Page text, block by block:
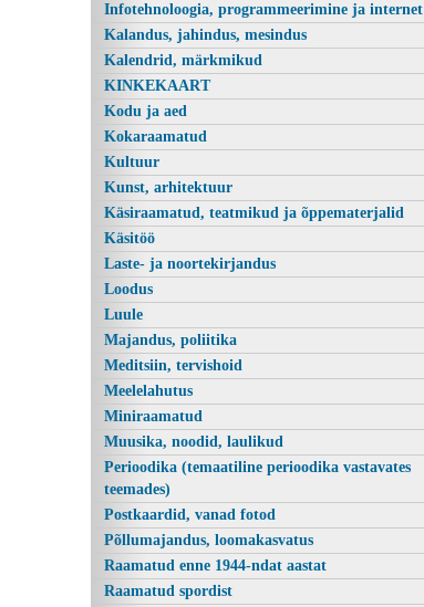
Infotehnoloogia, programmeerimine ja internet
Kalandus, jahindus, mesindus
Kalendrid, märkmikud
KINKEKAART
Kodu ja aed
Kokaraamatud
Kultuur
Kunst, arhitektuur
Käsiraamatud, teatmikud ja õppematerjalid
Käsitöö
Laste- ja noortekirjandus
Loodus
Luule
Majandus, poliitika
Meditsiin, tervishoid
Meelelahutus
Miniraamatud
Muusika, noodid, laulikud
Perioodika (temaatiline perioodika vastavates
teemades)
Postkaardid, vanad fotod
Põllumajandus, loomakasvatus
Raamatud enne 1944-ndat aastat
Raamatud spordist